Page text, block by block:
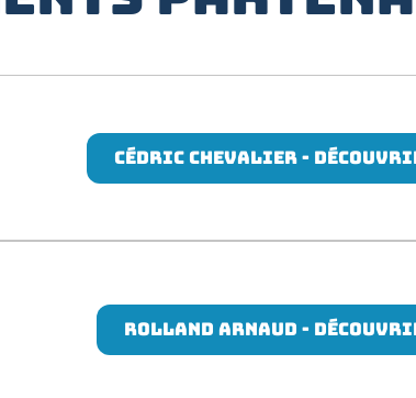
Cédric chevalier - DÉCOUVRIR
ROLLAND ARNAUD -